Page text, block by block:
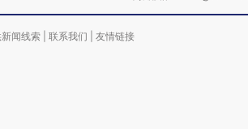
闻线索 联系我们 友情链接